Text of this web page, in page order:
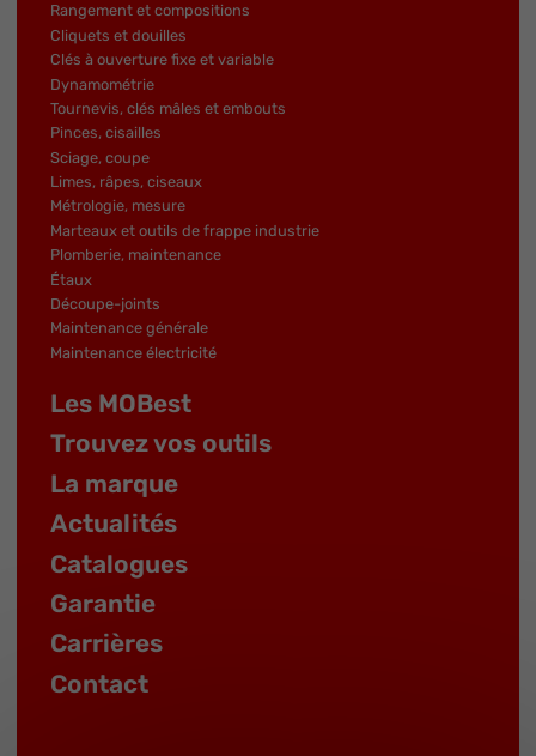
Rangement et compositions
Cliquets et douilles
Clés à ouverture fixe et variable
Dynamométrie
Tournevis, clés mâles et embouts
Pinces, cisailles
Sciage, coupe
Limes, râpes, ciseaux
Métrologie, mesure
Marteaux et outils de frappe industrie
Plomberie, maintenance
Étaux
Découpe-joints
Maintenance générale
Maintenance électricité
Les MOBest
Trouvez vos outils
La marque
Actualités
Catalogues
Garantie
Carrières
Contact